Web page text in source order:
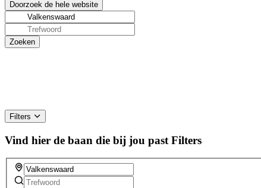
Filters
Vind hier de baan die bij jou past Filters